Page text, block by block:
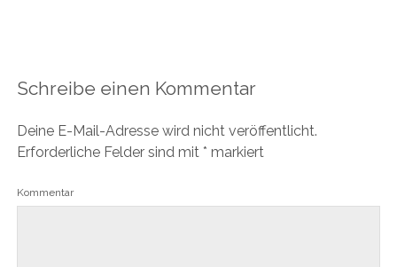
Schreibe einen Kommentar
Deine E-Mail-Adresse wird nicht veröffentlicht.
Erforderliche Felder sind mit * markiert
Kommentar